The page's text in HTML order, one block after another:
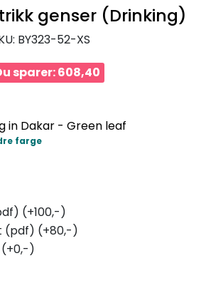
genser (Drinking)
BY323-52-XS
sparer: 608,40
in Dakar - Green leaf
farge
(+100,-)
(pdf) (+80,-)
)